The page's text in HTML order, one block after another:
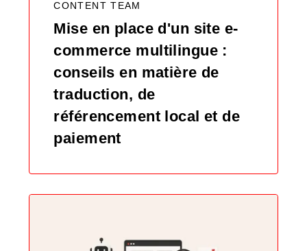
CONTENT TEAM
Mise en place d'un site e-
commerce multilingue :
conseils en matière de
traduction, de
référencement local et de
paiement